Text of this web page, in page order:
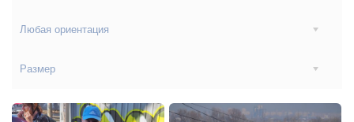
Любая ориентация
Размер